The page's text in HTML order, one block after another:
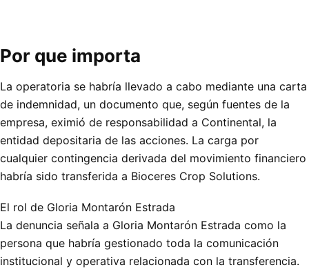
Por que importa
La operatoria se habría llevado a cabo mediante una carta
de indemnidad, un documento que, según fuentes de la
empresa, eximió de responsabilidad a Continental, la
entidad depositaria de las acciones. La carga por
cualquier contingencia derivada del movimiento financiero
habría sido transferida a Bioceres Crop Solutions.
El rol de Gloria Montarón Estrada
La denuncia señala a Gloria Montarón Estrada como la
persona que habría gestionado toda la comunicación
institucional y operativa relacionada con la transferencia.